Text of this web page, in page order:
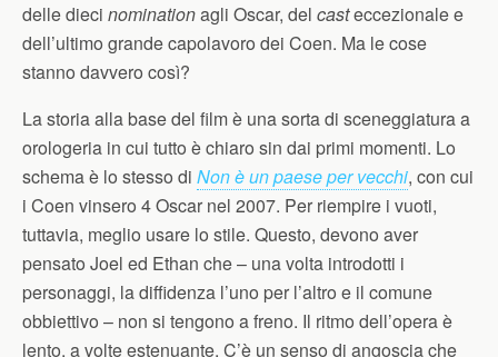
delle dieci nominationagli Oscar, del casteccezionale e
dell’ultimo grande capolavoro dei Coen. Ma le cose
stanno davvero così?
La storia alla base del film è una sorta di sceneggiatura a
orologeria in cui tutto è chiaro sin dai primi momenti. Lo
schema è lo stesso di Non è un paese per vecchi, con cui
i Coen vinsero 4 Oscar nel 2007. Per riempire i vuoti,
tuttavia, meglio usare lo stile. Questo, devono aver
pensato Joel ed Ethan che – una volta introdotti i
personaggi, la diffidenza l’uno per l’altro e il comune
obbiettivo – non si tengono a freno. Il ritmo dell’opera è
lento, a volte estenuante. C’è un senso di angoscia che